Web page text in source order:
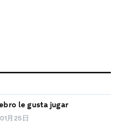
le gusta jugar
月25日